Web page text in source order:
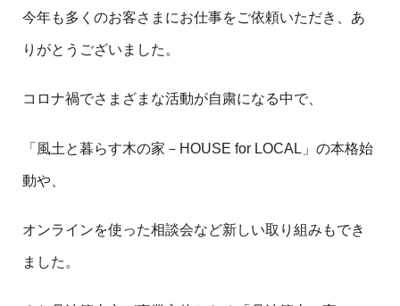
今年も多くのお客さまにお仕事をご依頼いただき、あ
りがとうございました。
コロナ禍でさまざまな活動が自粛になる中で、
「風土と暮らす木の家－HOUSE for LOCAL」の本格始
動や、
オンラインを使った相談会など新しい取り組みもでき
ました。